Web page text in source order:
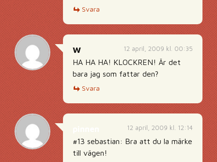
Svara
12 april, 2009 kl. 00:35
W
HA HA HA! KLOCKREN! Är det
bara jag som fattar den?
Svara
12 april, 2009 kl. 12:14
#13 sebastian: Bra att du la märke
till vägen!